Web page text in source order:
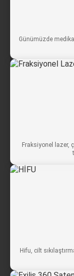
Günümüzde
Fraksiyonel lazer,
Hifu, cilt